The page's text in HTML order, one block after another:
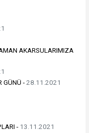
AKARSULARIMIZA
GÜNÜ -28.11.2021
- 13.11.2021